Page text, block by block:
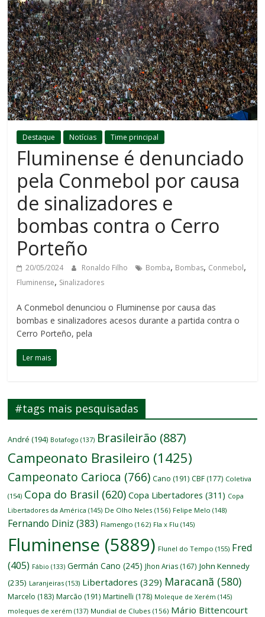
Destaque Notícias Time principal
Fluminense é denunciado
pela Conmebol por causa
de sinalizadores e
bombas contra o Cerro
Porteño
20/05/2024 Ronaldo Filho Bomba, Bombas, Conmebol,
Fluminense, Sinalizadores
A Conmebol denunciou o Fluminense por causa das
bombas e sinalizadores acesos durante a partida contra o
Cerro Porteño, pela
Ler mais
#tags mais pesquisadas
André (194) Botafogo (137) Brasileirão (887)
Campeonato Brasileiro (1425)
Campeonato Carioca (766) Cano (191) CBF (177) Coletiva
(154) Copa do Brasil (620) Copa Libertadores (311) Copa
Libertadores da América (145) De Olho Neles (156) Felipe Melo (148)
Fernando Diniz (383) Flamengo (162) Fla x Flu (145)
Fluminense (5889) Flunel do Tempo (155) Fred
(405) Fábio (133) Germán Cano (245) Jhon Arias (167) John Kennedy
(235) Laranjeiras (153) Libertadores (329) Maracanã (580)
Marcelo (183) Marcão (191) Martinelli (178) Moleque de Xerém (145)
moleques de xerém (137) Mundial de Clubes (156) Mário Bittencourt